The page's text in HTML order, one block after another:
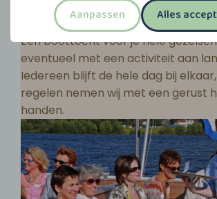
Aanpassen Alles
Groepsuitjes
Een boottocht voor je hele
eventueel met een activiteit aan
Iedereen blijft de hele dag bij
regelen nemen wij met een gerust
handen.